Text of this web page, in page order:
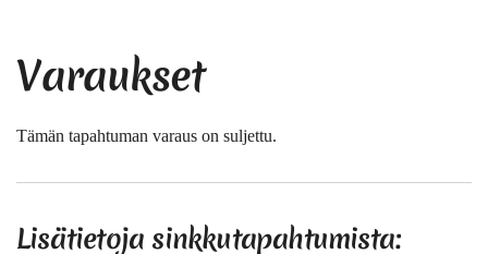
Varaukset
Tämän tapahtuman varaus on suljettu.
Lisätietoja sinkkutapahtumista: